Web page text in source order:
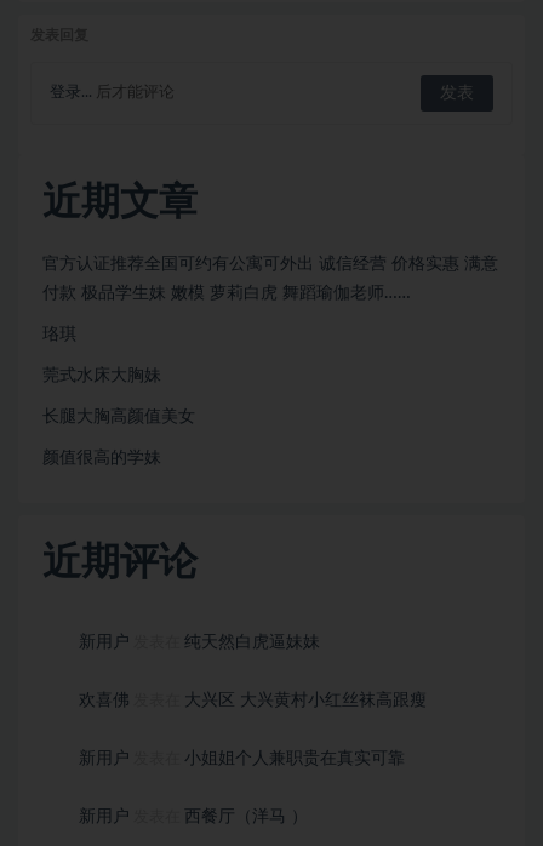
登录... 后才能评论
近期文章
官方认证推荐全国可约有公寓可外出 诚信经营 价格实惠 满意
付款 极品学生妹 嫩模 萝莉白虎 舞蹈瑜伽老师……
珞琪
莞式水床大胸妹
长腿大胸高颜值美女
颜值很⾼的学妹
近期评论
新用户 纯天然白虎逼妹妹
欢喜佛 大兴区 大兴黄村小红丝袜高跟瘦
新用户 小姐姐个人兼职贵在真实可靠
新用户 西餐厅（洋马 ）